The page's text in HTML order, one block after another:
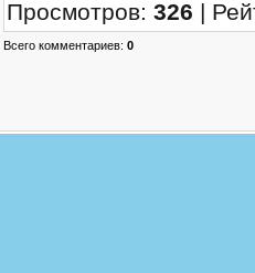
Просмотров: 326 |
Всего комментариев: 0